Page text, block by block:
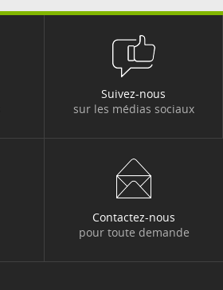
Suivez-nous
sur les médias sociaux
Contactez-nous
pour toute demande